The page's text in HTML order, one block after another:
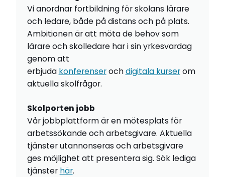
Vi anordnar fortbildning för skolans lärare
och ledare, både på distans och på plats.
Ambitionen är att möta de behov som
lärare och skolledare har i sin yrkesvardag
genom att
erbjuda konferenserochdigitala kurserom
aktuella skolfrågor.
Skolporten jobb
Vår jobbplattform är en mötesplats för
arbetssökande och arbetsgivare. Aktuella
tjänster utannonseras och arbetsgivare
ges möjlighet att presentera sig. Sök lediga
tjänster här.